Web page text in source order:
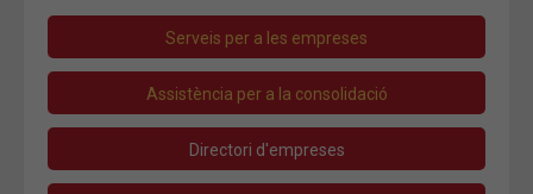
Serveis per a les empreses
Assistència per a la consolidació
Directori d'empreses